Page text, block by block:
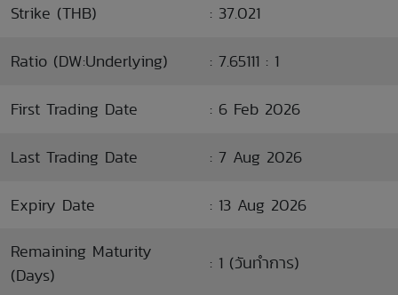
Strike (THB) : 37.021
Ratio (DW:Underlying) : 7.65111 : 1
First Trading Date : 6 Feb 2026
Last Trading Date : 7 Aug 2026
Expiry Date : 13 Aug 2026
Remaining Maturity
(Days)
: 1 (วันทำการ)